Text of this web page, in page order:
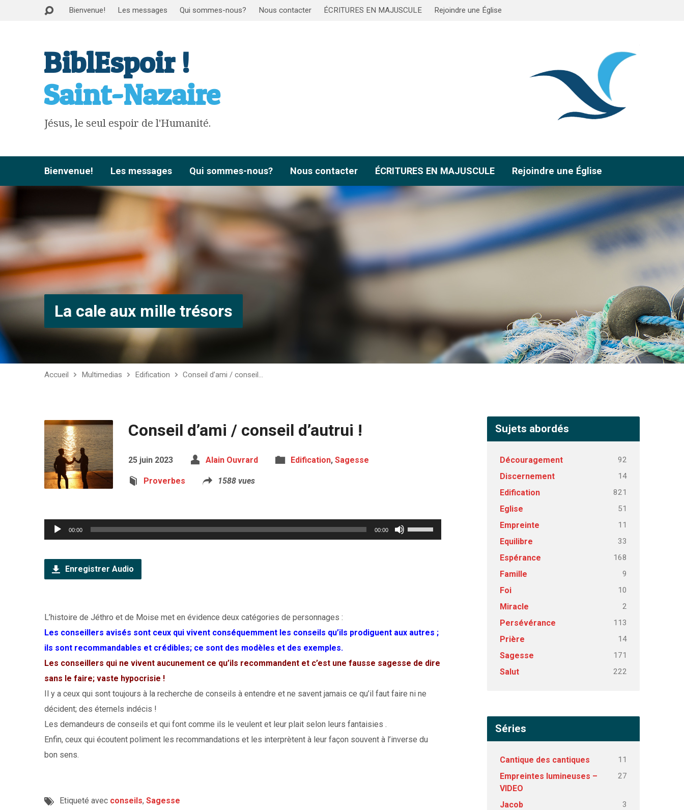
Bienvenue! Les messages Qui sommes-nous? Nous contacter ÉCRITURES EN MAJUSCULE Rejoindre une Église
BiblEspoir !
Saint-Nazaire
Jésus, le seul espoir de l'Humanité.
Bienvenue! Les messages Qui sommes-nous? Nous contacter ÉCRITURES EN MAJUSCULE Rejoindre une Église
La cale aux mille trésors
Accueil Multimedias Edification Conseil d’ami / conseil…
Conseil d’ami / conseil d’autrui !
25 juin 2023 Alain Ouvrard Edification, Sagesse
Proverbes 1588 vues
Lecteur
audio
00:00 00:00
Utilisez
les
diminuer
volume.
Enregistrer Audio
L’histoire de Jéthro et de Moise met en évidence deux catégories de personnages :
Les conseillers avisés sont ceux qui vivent conséquemment les conseils qu’ils prodiguent aux autres ;
ils sont recommandables et crédibles; ce sont des modèles et des exemples.
Les conseillers qui ne vivent aucunement ce qu’ils recommandent et c’est une fausse sagesse de dire
sans le faire; vaste hypocrisie !
Il y a ceux qui sont toujours à la recherche de conseils à entendre et ne savent jamais ce qu’il faut faire ni ne
décident; des éternels indécis !
Les demandeurs de conseils et qui font comme ils le veulent et leur plait selon leurs fantaisies .
Enfin, ceux qui écoutent poliment les recommandations et les interprètent à leur façon souvent à l’inverse du
bon sens.
Etiqueté avec conseils, Sagesse
Sujets abordés
Découragement 92
Discernement 14
Edification 821
Eglise 51
Empreinte 11
Equilibre 33
Espérance 168
Famille 9
Foi 10
Miracle 2
Persévérance 113
Prière 14
Sagesse 171
Salut 222
Séries
Cantique des cantiques 11
Empreintes lumineuses –
VIDEO
27
Jacob 3